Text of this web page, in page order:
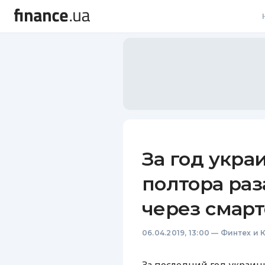
За год
полтора
через
06.04.2019, 13:00 — Финтех и